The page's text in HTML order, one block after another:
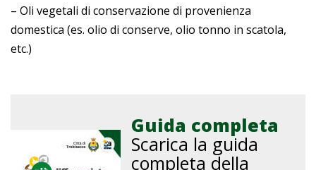
– Oli vegetali di conservazione di provenienza
domestica (es. olio di conserve, olio tonno in scatola,
etc.)
Guida completa
Scarica la guida
completa della